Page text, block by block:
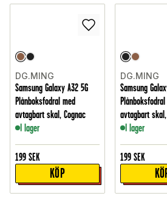
DG.MING
Samsung Galaxy A32 5G
Plånboksfodral med
avtagbart skal, Cognac
I lager
199 SEK
KÖP
DG.MING
Samsung
Plånboksfodral
avtagbart
I lager
199 SEK